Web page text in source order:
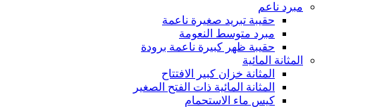
مبرد ناعم
حقيبة تبريد صغيرة ناعمة
مبرد متوسط ​​النعومة
حقيبة ظهر كبيرة ناعمة برودة
المثانة المائية
المثانة خزان كبير الافتتاح
المثانة المائية ذات الفتح الصغير
كيس ماء الاستحمام